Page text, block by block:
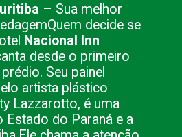
– Sua melhor
Quem decide se
Nacional Inn
desde o primeiro
Seu painel
artista plástico
Lazzarotto, é uma
Estado do Paraná e a